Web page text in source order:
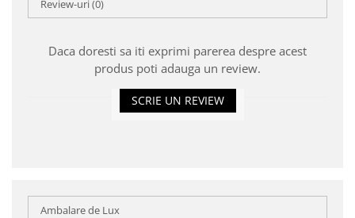
Review-uri(0)
Daca doresti sa iti exprimi parerea despre acest
produs poti adauga un review.
SCRIE UN REVIEW
Ambalare de Lux